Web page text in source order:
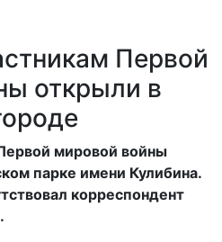
Первой
открыли в
мировой войны
парке имени Кулибина.
корреспондент